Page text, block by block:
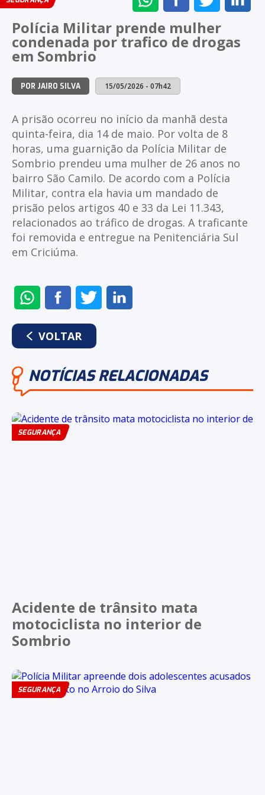
NO
WHATSAPP
NO
FACEBOOK
NO
TWITTER
Polícia Militar prende mulher
condenada por trafico de drogas
em Sombrio
POR JAIRO SILVA 15/05/2026 - 07h42
A prisão ocorreu no início da manhã desta
quinta-feira, dia 14 de maio. Por volta de 8
horas, uma guarnição da Polícia Militar de
Sombrio prendeu uma mulher de 26 anos no
bairro São Camilo. De acordo com a Polícia
Militar, contra ela havia um mandado de
prisão pelos artigos 40 e 33 da Lei 11.343,
relacionados ao tráfico de drogas. A traficante
foi removida e entregue na Penitenciária Sul
em Criciúma.
ENVIAR
NO
WHATSAPP
COMPARTILHAR
NO
FACEBOOK
COMPARTILHAR
NO
VOLTAR
NOTÍCIAS RELACIONADAS
SEGURANÇA
Acidente de trânsito mata
motociclista no interior de
Sombrio
SEGURANÇA